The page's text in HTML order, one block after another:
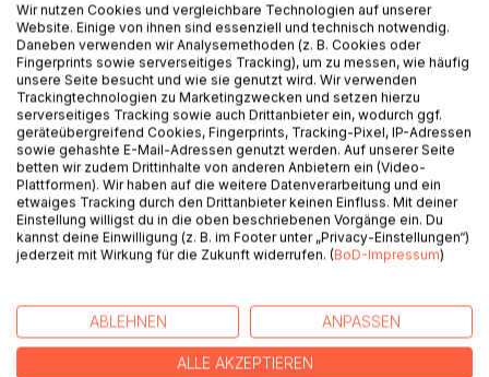
BESCHREIBUNG
Dieses Buch ist eine Offenbarung für Katzenfreunde,
Krimifans, Reiseabenteurer und Gourmets. Wunderbare
Erlebnisse und Reisen zu den schönsten Landschaften und
Atmosphäre in den Zimmern, Suiten oder den Häusern
selbst, wechseln sich ab mit gefährlichen Abenteuern. Dr.
Jekyll, ein Kater mit Spürsinn und Sprachkenntnissen,
Wir nutzen Cookies und vergleichbare Technologien auf unserer
Website. Einige von ihnen sind essenziell und technisch notwendig.
Daneben verwenden wir Analysemethoden (z. B. Cookies oder
Fingerprints sowie serverseitiges Tracking), um zu messen, wie häufig
unsere Seite besucht und wie sie genutzt wird. Wir verwenden
Trackingtechnologien zu Marketingzwecken und setzen hierzu
serverseitiges Tracking sowie auch Drittanbieter ein, wodurch ggf.
geräteübergreifend Cookies, Fingerprints, Tracking-Pixel, IP-Adressen
sowie gehashte E-Mail-Adressen genutzt werden. Auf unserer Seite
betten wir zudem Drittinhalte von anderen Anbietern ein (Video-
Plattformen). Wir haben auf die weitere Datenverarbeitung und ein
etwaiges Tracking durch den Drittanbieter keinen Einfluss. Mit deiner
Einstellung willigst du in die oben beschriebenen Vorgänge ein. Du
kannst deine Einwilligung (z. B. im Footer unter „Privacy-Einstellungen“)
jederzeit mit Wirkung für die Zukunft widerrufen. (BoD-Impressum)
ABLEHNEN ANPASSEN
ALLE AKZEPTIEREN